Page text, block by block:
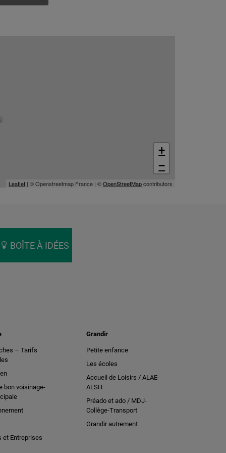
+
−
Leaflet | © Openstreetmap France | ©OpenStreetMapcontributors
BOÎTE À IDÉES
– Tarifs
bon voisinage-
et Entreprises
Grandir
Petite enfance
Les écoles
Accueil de Loisirs / ALAE-
ALSH
Préado et ado / MDJ-
Collège-Transport
Grandir autrement